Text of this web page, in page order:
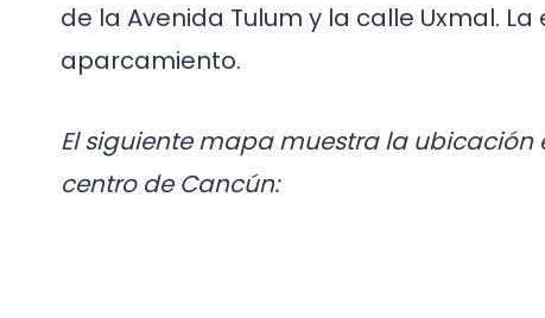
de la Avenida Tulum y la calle Uxmal.
aparcamiento.
El siguiente mapa muestra la ubicación
centro de Cancún: